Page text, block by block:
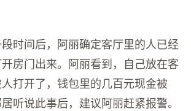
时间后，阿丽确定客厅里的人已经
房门出来。阿丽看到，自己放在客
打开了，钱包里的几百元现金被
听说此事后，建议阿丽赶紧报警。